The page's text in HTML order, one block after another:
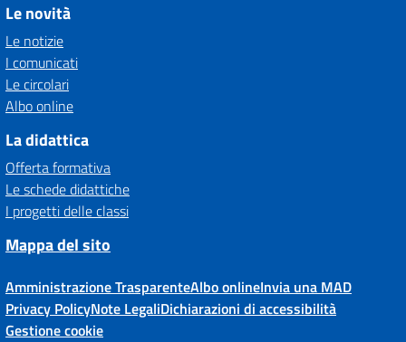
Le novità
Le notizie
I comunicati
Le circolari
Albo online
La didattica
Offerta formativa
Le schede didattiche
I progetti delle classi
Mappa del sito
Amministrazione TrasparenteAlbo onlineInvia una MAD
Privacy PolicyNote LegaliDichiarazioni di accessibilità
Gestione cookie